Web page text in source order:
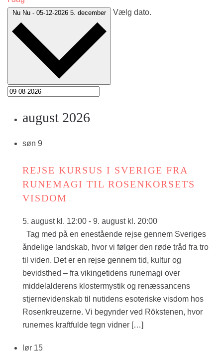
Nu Nu - 05-12-2026 5. december Vælg dato.
august 2026
søn 9
REJSE KURSUS I SVERIGE FRA
RUNEMAGI TIL ROSENKORSETS
VISDOM
5. august kl. 12:00 - 9. august kl. 20:00
Tag med på en enestående rejse gennem Sveriges
åndelige landskab, hvor vi følger den røde tråd fra tro
til viden. Det er en rejse gennem tid, kultur og
bevidsthed – fra vikingetidens runemagi over
middelalderens klostermystik og renæssancens
stjernevidenskab til nutidens esoteriske visdom hos
Rosenkreuzerne. Vi begynder ved Rökstenen, hvor
runernes kraftfulde tegn vidner […]
lør 15